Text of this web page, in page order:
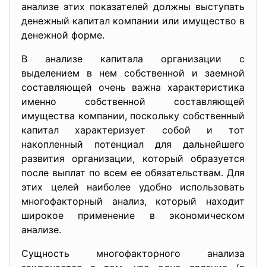
анализе этих показателей должны выступать
денежный капитал компании или имущество в
денежной форме.
В анализе капитала организации с
выделением в нем собственной и заемной
составляющей очень важна характеристика
именно собственной составляющей
имущества компании, поскольку собственный
капитал характеризует собой и тот
накопленный потенциал для дальнейшего
развития организации, который образуется
после выплат по всем ее обязательствам. Для
этих целей наиболее удобно использовать
многофакторный анализ, который находит
широкое применение в экономическом
анализе.
Сущность многофакторного анализа